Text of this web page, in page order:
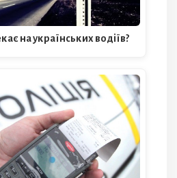
на українських водіїв?